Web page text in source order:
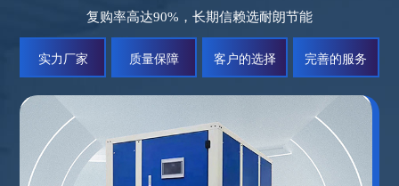
复购率高达90%，长期信赖选耐朗节能
实力厂家 质量保障 客户的选择 完善的服务